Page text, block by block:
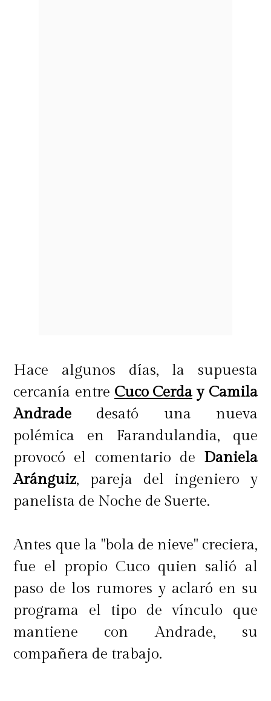
Hace algunos días, la supuesta
cercanía entre Cuco Cerday Camila
Andrade desató una nueva
polémica en Farandulandia, que
provocó el comentario de Daniela
Aránguiz, pareja del ingeniero y
panelista de Noche de Suerte.
Antes que la "bola de nieve" creciera,
fue el propio Cuco quien salió al
paso de los rumores y aclaró en su
programa el tipo de vínculo que
mantiene con Andrade, su
compañera de trabajo.